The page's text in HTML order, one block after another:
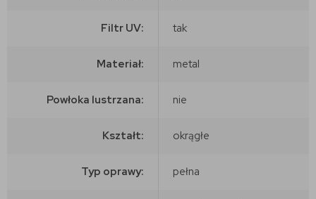
Filtr UV: tak
Materiał: metal
Powłoka lustrzana: nie
Kształt: okrągłe
Typ oprawy: pełna